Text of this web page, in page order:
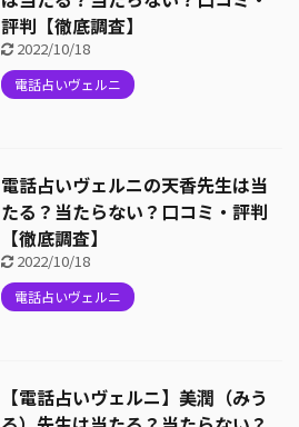
評判【徹底調査】
2022/10/18
電話占いヴェルニ
電話占いヴェルニの天香先生は当
たる？当たらない？口コミ・評判
【徹底調査】
2022/10/18
電話占いヴェルニ
【電話占いヴェルニ】美潤（みう